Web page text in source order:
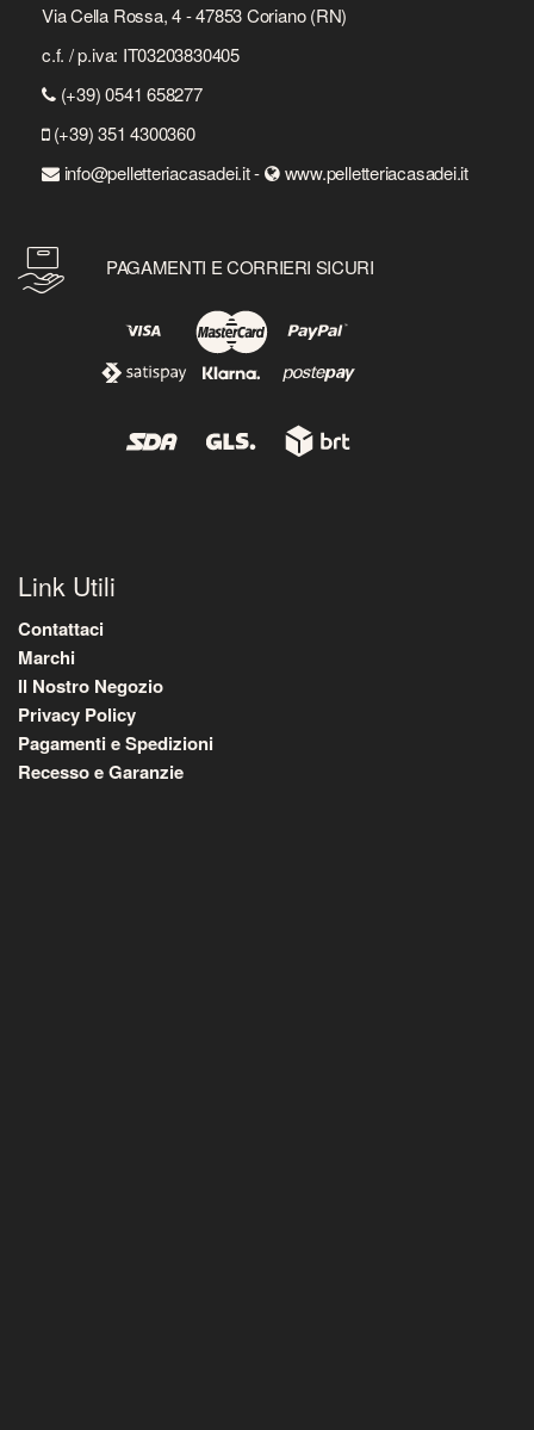
Via Cella Rossa, 4 - 47853 Coriano (RN)
c.f. / p.iva: IT03203830405
(+39) 0541 658277
(+39) 351 4300360
info@pelletteriacasadei.it -
www.pelletteriacasadei.it
PAGAMENTI E CORRIERI SICURI
Link Utili
Contattaci
Marchi
Il Nostro Negozio
Privacy Policy
Pagamenti e Spedizioni
Recesso e Garanzie